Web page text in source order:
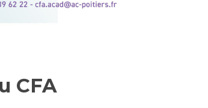
CFA